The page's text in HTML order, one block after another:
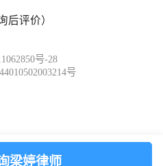
后评价）
号-28
号
梁婷律师